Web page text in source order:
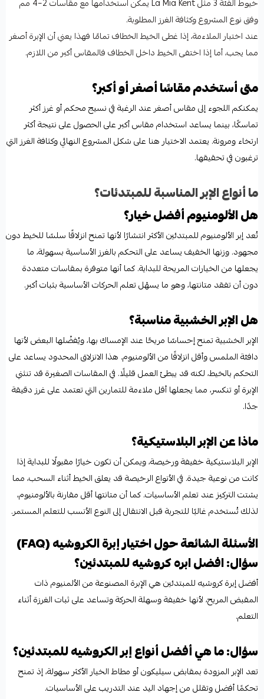
وفق نوع المشروع وكثافة الغرز المطلوبة.
عند اختبار الملاءمة، إذا غطى الخيط الخطاف تمامًا فهذا يعني أن الإبرة أصغر
مما يجب، أما إذا اختفى الخيط داخل الخطاف فالمقاس أكبر من اللازم.
متى أستخدم مقاسًا أصغر أو أكبر؟
يمكنكم اللجوء إلى مقاس أصغر عند الرغبة في نسيج محكم أو غرز أكثر
تماسكًا، بينما يساعد استخدام مقاس أكبر على الحصول على نتيجة أكثر
ارتخاء ومرونة. يعتمد الاختيار هنا على شكل المشروع النهائي وكثافة الغرز التي
ترغبون في تحقيقها.
ما أنواع الإبر المناسبة للمبتدئات؟
هل الألومنيوم أفضل خيار؟
تُعد إبر الألومنيوم للمبتدئين الأكثر انتشارًا لأنها تمنح انزلاقًا سلسًا للخيط دون
مجهود. وزنها الخفيف يساعد على التحكم بالغرز الأساسية بسهولة، ما
يجعلها من الخيارات المريحة للبداية. كما أنها متوفرة بمقاسات متعددة
دون أن تفقد متانتها، وهو ما يسهّل تعلم الحركات الأساسية بثبات أكبر.
هل الإبر الخشبية مناسبة؟
الإبر الخشبية تمنح إحساسًا مريحًا عند الإمساك بها، ويُفضّلها البعض لأنها
دافئة الملمس وأقل انزلاقًا من الألومنيوم. هذا الانزلاق المحدود يساعد على
التحكم بالخيط، لكنه قد يبطئ العمل قليلًا. في المقاسات الصغيرة قد تنثني
الإبرة أو تنكسر، مما يجعلها أقل ملاءمة للتمارين التي تعتمد على غرز دقيقة
جدًا.
ماذا عن الإبر البلاستيكية؟
الإبر البلاستيكية خفيفة ورخيصة، ويمكن أن تكون خيارًا مقبولًا للبداية إذا
كانت من نوعية جيدة. في الأنواع الرخيصة قد يعلق الخيط أثناء السحب، مما
يشتت التركيز عند تعلم الأساسيات. كما أن متانتها أقل مقارنة بالألومنيوم،
لذلك تُستخدم غالبًا للتجربة قبل الانتقال إلى النوع الأنسب للتعلم المستمر.
الأسئلة الشائعة حول اختيار إبرة الكروشيه (FAQ)
سؤال: افضل ابره كروشيه للمبتدئين؟
أفضل إبرة كروشيه للمبتدئين هي الإبرة المصنوعة من الألمنيوم ذات
المقبض المريح، لأنها خفيفة وسهلة الحركة وتساعد على ثبات الغرزة أثناء
التعلم.
سؤال: ما هي أفضل أنواع إبر الكروشيه للمبتدئين؟
تعد الإبر المزودة بمقابض سيليكون أو مطاط الخيار الأكثر سهولة، إذ تمنح
تحكمًا أفضل وتقلل من إجهاد اليد عند التدريب على الأساسيات.